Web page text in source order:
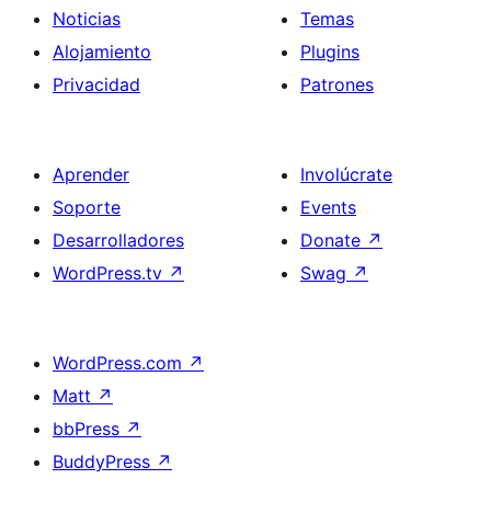
Noticias
Alojamiento
Privacidad
Temas
Plugins
Patrones
Aprender
Soporte
Desarrolladores
WordPress.tv ↗
Involúcrate
Events
Donate ↗
Swag ↗
WordPress.com ↗
Matt ↗
bbPress ↗
BuddyPress ↗